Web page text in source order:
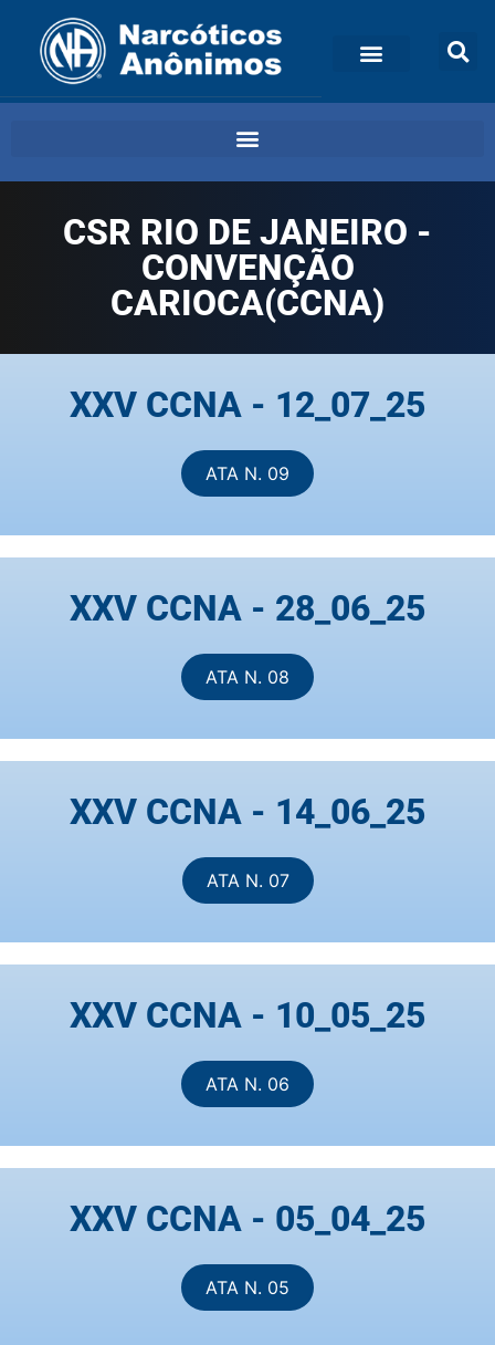
CSR RIO DE JANEIRO -
CONVENÇÃO
CARIOCA(CCNA)
XXV CCNA - 12_07_25
ATA N. 09
XXV CCNA - 28_06_25
ATA N. 08
XXV CCNA - 14_06_25
ATA N. 07
XXV CCNA - 10_05_25
ATA N. 06
XXV CCNA - 05_04_25
ATA N. 05